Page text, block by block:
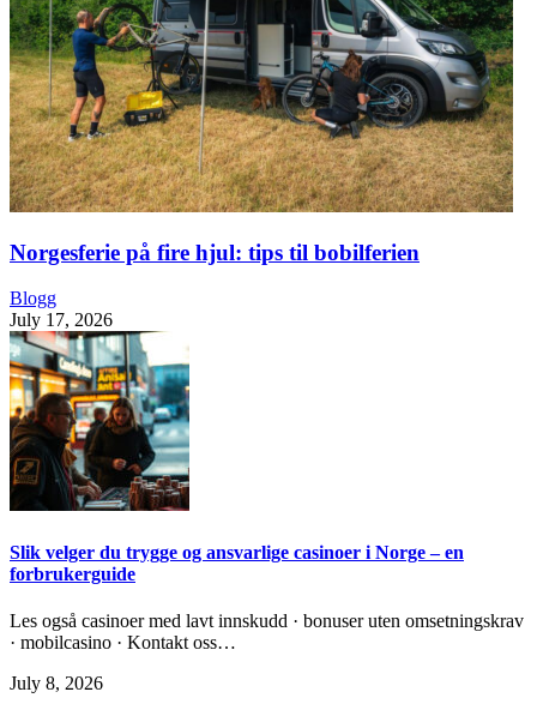
Norgesferie på fire hjul: tips til bobilferien
Blogg
July 17, 2026
Slik velger du trygge og ansvarlige casinoer i Norge – en
forbrukerguide
Les også casinoer med lavt innskudd · bonuser uten omsetningskrav
· mobilcasino · Kontakt oss…
July 8, 2026